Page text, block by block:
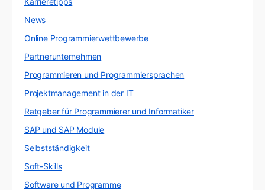
News
Online Programmierwettbewerbe
Partnerunternehmen
Programmieren und Programmiersprachen
Projektmanagement in der IT
Ratgeber für Programmierer und Informatiker
SAP und SAP Module
Selbstständigkeit
Soft-Skills
Software und Programme